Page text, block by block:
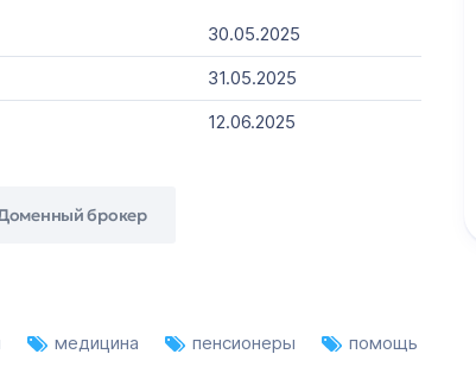
30.05.2025
31.05.2025
12.06.2025
брокер
медицина пенсионеры
помощь